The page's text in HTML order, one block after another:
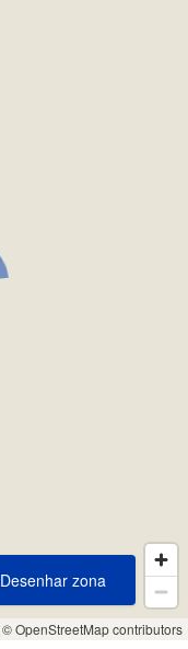
© OpenStreetMap contributors
Desenhar zona
Desenhar zona